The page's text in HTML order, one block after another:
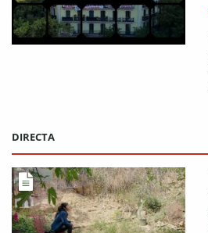
DIRECTA